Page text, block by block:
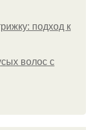
подход к
волос с